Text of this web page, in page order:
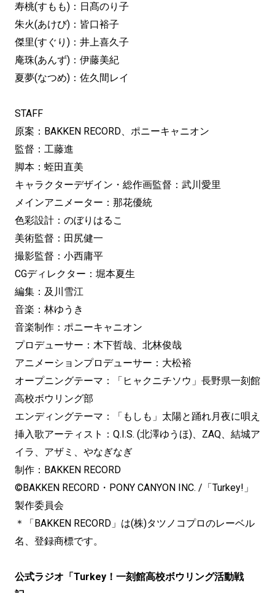
寿桃(すもも)：日髙のり子
朱火(あけび)：皆口裕子
傑里(すぐり)：井上喜久子
庵珠(あんず)：伊藤美紀
夏夢(なつめ)：佐久間レイ
STAFF
原案：BAKKEN RECORD、ポニーキャニオン
監督：工藤進
脚本：蛭田直美
キャラクターデザイン・総作画監督：武川愛里
メインアニメーター：那花優統
色彩設計：のぼりはるこ
美術監督：田尻健一
撮影監督：小西庸平
CGディレクター：堀本夏生
編集：及川雪江
音楽：林ゆうき
音楽制作：ポニーキャニオン
プロデューサー：木下哲哉、北林俊哉
アニメーションプロデューサー：大松裕
オープニングテーマ：「ヒャクニチソウ」長野県一刻館
高校ボウリング部
エンディングテーマ：「もしも」太陽と踊れ月夜に唄え
挿入歌アーティスト：Q.I.S. (北澤ゆうほ)、ZAQ、結城ア
イラ、アザミ、やなぎなぎ
制作：BAKKEN RECORD
©BAKKEN RECORD・PONY CANYON INC. /「Turkey!」
製作委員会
＊「BAKKEN RECORD」は(株)タツノコプロのレーベル
名、登録商標です。
公式ラジオ「Turkey！一刻館高校ボウリング活動戦